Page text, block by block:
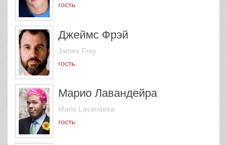
гость
Джеймс Фрэй
James Frey
гость
Марио Лавандейра
Mario Lavandeira
гость